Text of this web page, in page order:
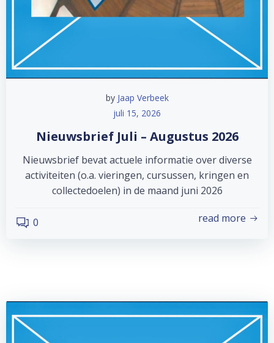
by Jaap Verbeek
juli 15, 2026
Nieuwsbrief Juli – Augustus 2026
Nieuwsbrief bevat actuele informatie over diverse
activiteiten (o.a. vieringen, cursussen, kringen en
collectedoelen) in de maand juni 2026
0 read more